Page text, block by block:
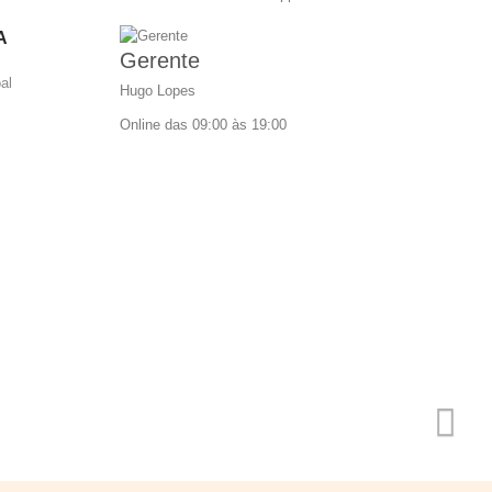
Gerente
Hugo Lopes
Online das 09:00 às 19:00